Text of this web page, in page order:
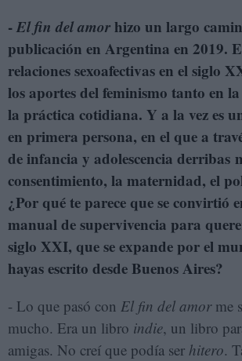
-El fin del amorhizo un largo
publicación en Argentina en 2019.
relaciones sexoafectivas en el siglo
los aportes del feminismo tanto en
la práctica cotidiana. Y a la vez es
en primera persona, en el que a
de infancia y adolescencia derribas
consentimiento, la maternidad, el
¿Por qué te parece que se convirtió
manual de supervivencia para
siglo XXI, que se expande por el
hayas escrito desde Buenos Aires?
- Lo que pasó con El fin del amor me
mucho. Era un libro indie, un libro
amigas. No creí que podía ser hitero.